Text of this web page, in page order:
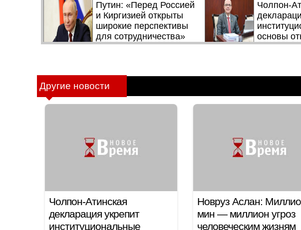
Другие новости
Чолпон-Атинская
декларация укрепит
институциональные
Новруз Аслан:
мин — миллион угроз
человеческим жизням